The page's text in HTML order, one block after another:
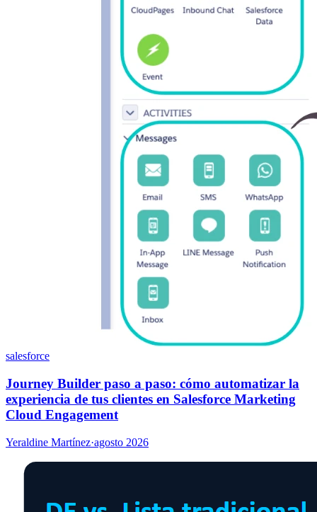
salesforce
Journey Builder paso a paso: cómo automatizar la
experiencia de tus clientes en Salesforce Marketing
Cloud Engagement
Yeraldine Martínez·agosto 2026